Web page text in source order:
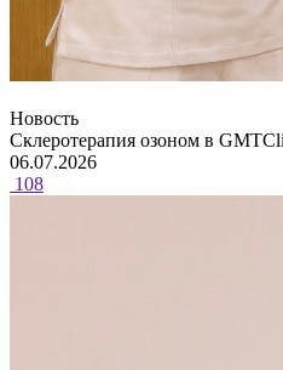
Новость
Склеротерапия озоном в
06.07.2026
108